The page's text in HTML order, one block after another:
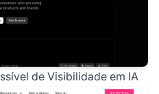
de Visibilidade em IA